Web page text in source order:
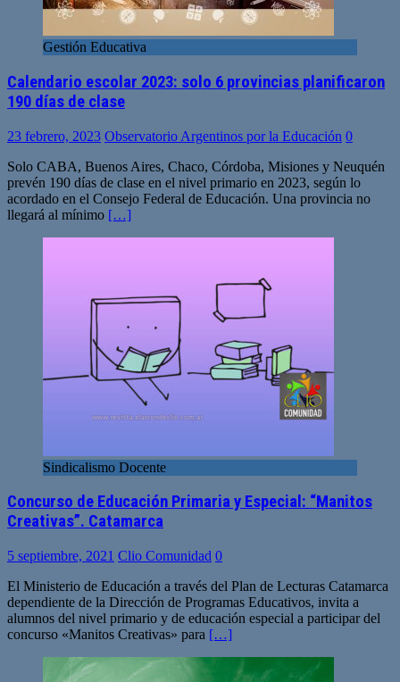
Gestión Educativa
Calendario escolar 2023: solo 6 provincias planificaron
190 días de clase
23 febrero, 2023 Observatorio Argentinos por la Educación 0
Solo CABA, Buenos Aires, Chaco, Córdoba, Misiones y Neuquén
prevén 190 días de clase en el nivel primario en 2023, según lo
acordado en el Consejo Federal de Educación. Una provincia no
llegará al mínimo […]
Sindicalismo Docente
Concurso de Educación Primaria y Especial: “Manitos
Creativas”. Catamarca
5 septiembre, 2021 Clio Comunidad 0
El Ministerio de Educación a través del Plan de Lecturas Catamarca
dependiente de la Dirección de Programas Educativos, invita a
alumnos del nivel primario y de educación especial a participar del
concurso «Manitos Creativas» para […]